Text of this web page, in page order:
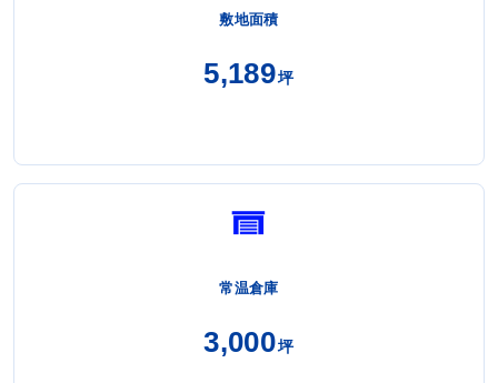
敷地面積
5,189坪
常温倉庫
3,000坪